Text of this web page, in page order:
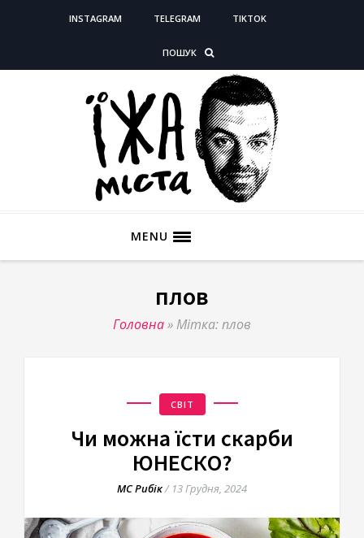
INSTAGRAM TELEGRAM TIKTOK
ПОШУК
MENU
плов
Головна» Мітка: плов
СВІТ
Чи можна їсти скарби
ЮНЕСКО?
МС Рибік/ 13 Грудня, 2024